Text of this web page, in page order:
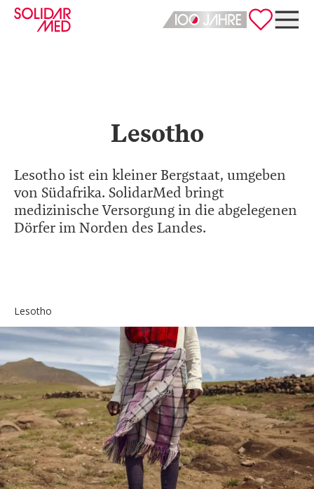
Deutsch
Lesotho
Lesotho ist ein kleiner Bergstaat, umgeben
von Südafrika. SolidarMed bringt
medizinische Versorgung in die abgelegenen
Dörfer im Norden des Landes.
Lesotho